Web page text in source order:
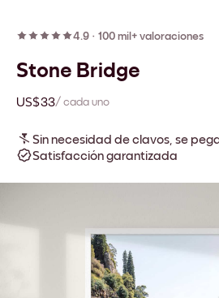
4.9 · 100 mil+ valoraciones
Stone Bridge
US$33/ cada uno
Sin necesidad de clavos, se
Satisfacción garantizada